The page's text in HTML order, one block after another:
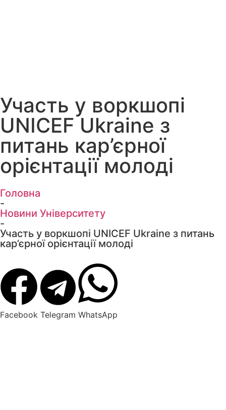
Участь у воркшопі
UNICEF Ukraine з
питань кар’єрної
орієнтації молоді
Головна
-
Новини Університету
-
Участь у воркшопі UNICEF Ukraine з питань
кар’єрної орієнтації молоді
Facebook Telegram WhatsApp